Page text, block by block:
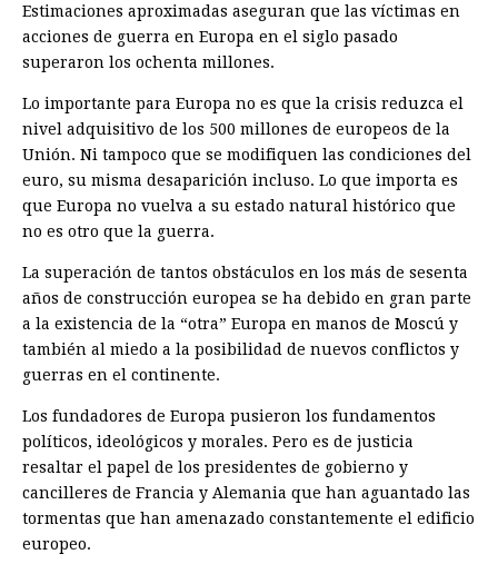
Estimaciones aproximadas aseguran que las víctimas en
acciones de guerra en Europa en el siglo pasado
superaron los ochenta millones.
Lo importante para Europa no es que la crisis reduzca el
nivel adquisitivo de los 500 millones de europeos de la
Unión. Ni tampoco que se modifiquen las condiciones del
euro, su misma desaparición incluso. Lo que importa es
que Europa no vuelva a su estado natural histórico que
no es otro que la guerra.
La superación de tantos obstáculos en los más de sesenta
años de construcción europea se ha debido en gran parte
a la existencia de la “otra” Europa en manos de Moscú y
también al miedo a la posibilidad de nuevos conflictos y
guerras en el continente.
Los fundadores de Europa pusieron los fundamentos
políticos, ideológicos y morales. Pero es de justicia
resaltar el papel de los presidentes de gobierno y
cancilleres de Francia y Alemania que han aguantado las
tormentas que han amenazado constantemente el edificio
europeo.